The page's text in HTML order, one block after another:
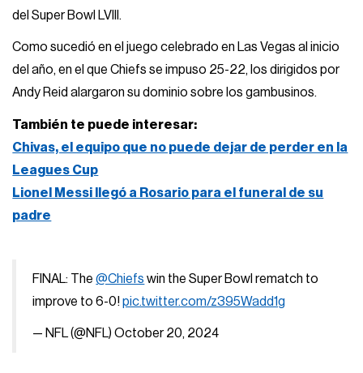
del Super Bowl LVIII.
Como sucedió en el juego celebrado en Las Vegas al inicio
del año, en el que Chiefs se impuso 25-22, los dirigidos por
Andy Reid alargaron su dominio sobre los gambusinos.
También te puede interesar:
Chivas, el equipo que no puede dejar de perder en la
Leagues Cup
Lionel Messi llegó a Rosario para el funeral de su
padre
FINAL: The@Chiefs win the Super Bowl rematch to
improve to 6-0!pic.twitter.com/z395Wadd1g
— NFL (@NFL)October 20, 2024